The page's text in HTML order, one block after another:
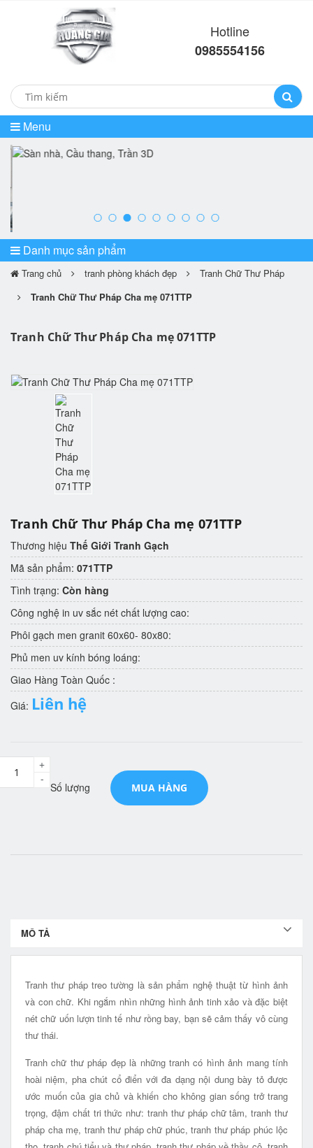
Hotline
0985554156
Menu
Danh mục sản phẩm
Trang chủ tranh phòng khách đẹp
Tranh Chữ Thư Pháp
Tranh Chữ Thư Pháp Cha mẹ 071TTP
Tranh Chữ Thư Pháp Cha mẹ 071TTP
Tranh Chữ Thư Pháp Cha mẹ 071TTP
Thương hiệu Thế Giới Tranh Gạch
Mã sản phẩm: 071TTP
Tình trạng: Còn hàng
Công nghệ in uv sắc nét chất lượng cao:
Phôi gạch men granit 60x60- 80x80:
Phủ men uv kính bóng loáng:
Giao Hàng Toàn Quốc :
Giá: Liên hệ
Số lượng
-
+
MUA HÀNG
MÔ TẢ
Tranh thư pháp treo tường là sản phẩm nghệ thuật từ hình ảnh
và con chữ. Khi ngắm nhìn những hình ảnh tinh xảo và đặc biệt
nét chữ uốn lượn tinh tế như rồng bay, bạn sẽ cảm thấy vô cùng
thư thái.
Tranh chữ thư pháp đẹp là những tranh có hình ảnh mang tính
hoài niệm, pha chút cổ điển với đa dạng nội dung bày tỏ được
ước muốn của gia chủ và khiến cho không gian sống trở trang
trọng, đậm chất tri thức như: tranh thư pháp chữ tâm, tranh thư
pháp cha mẹ, tranh thư pháp chữ phúc, tranh thư pháp phúc lộc